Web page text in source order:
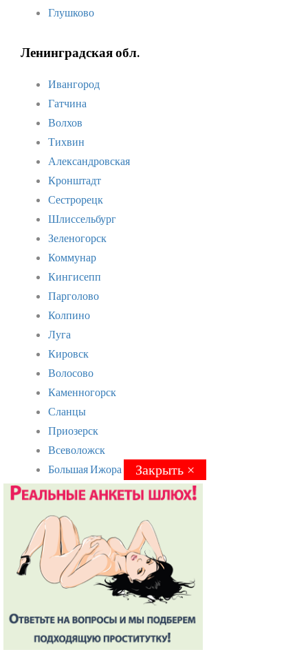
Глушково
Ленинградская обл.
Ивангород
Гатчина
Волхов
Тихвин
Александровская
Кронштадт
Сестрорецк
Шлиссельбург
Зеленогорск
Коммунар
Кингисепп
Парголово
Колпино
Луга
Кировск
Волосово
Каменногорск
Сланцы
Приозерск
Всеволожск
Большая Ижора
Подпорожье
Павловск
Ломоносов
Сосновый Бор
Бокситогорск
Лодейное Поле
Тосно
Закрыть ×
Закрыть ×